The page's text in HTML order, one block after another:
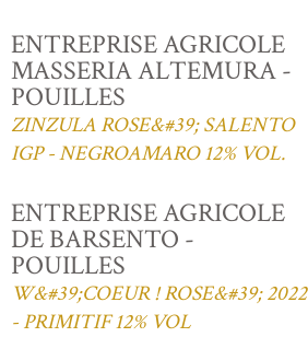
ENTREPRISE AGRICOLE
MASSERIA ALTEMURA -
POUILLES
ZINZULA ROSE&#39; SALENTO
IGP - NEGROAMARO 12% VOL.
ENTREPRISE AGRICOLE
DE BARSENTO -
POUILLES
W&#39;COEUR ! ROSE&#39; 2022
- PRIMITIF 12% VOL